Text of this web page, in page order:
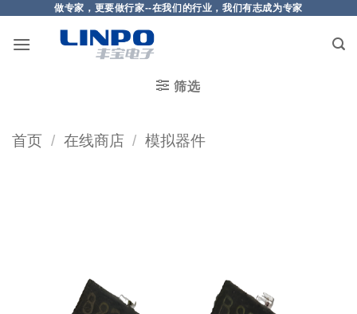
做专家，更要做行家--在我们的行业，我们有志成为专家
筛选
首页 / 在线商店 / 模拟器件